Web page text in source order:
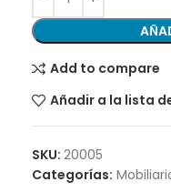
Add to compare
Añadir a la lista
SKU: 20005
Categorías: